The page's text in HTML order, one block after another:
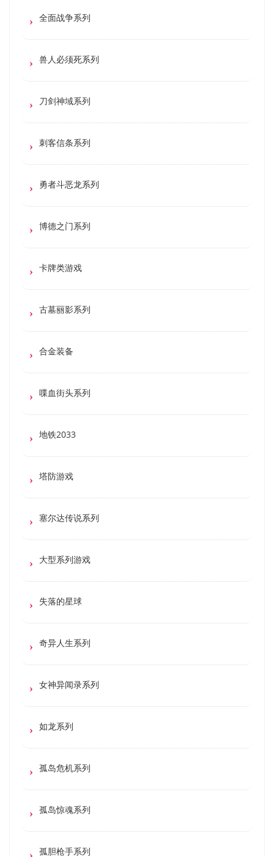
全面战争系列
兽人必须死系列
刀剑神域系列
刺客信条系列
勇者斗恶龙系列
博德之门系列
卡牌类游戏
古墓丽影系列
合金装备
喋血街头系列
地铁2033
塔防游戏
塞尔达传说系列
大型系列游戏
失落的星球
奇异人生系列
女神异闻录系列
如龙系列
孤岛危机系列
孤岛惊魂系列
孤胆枪手系列